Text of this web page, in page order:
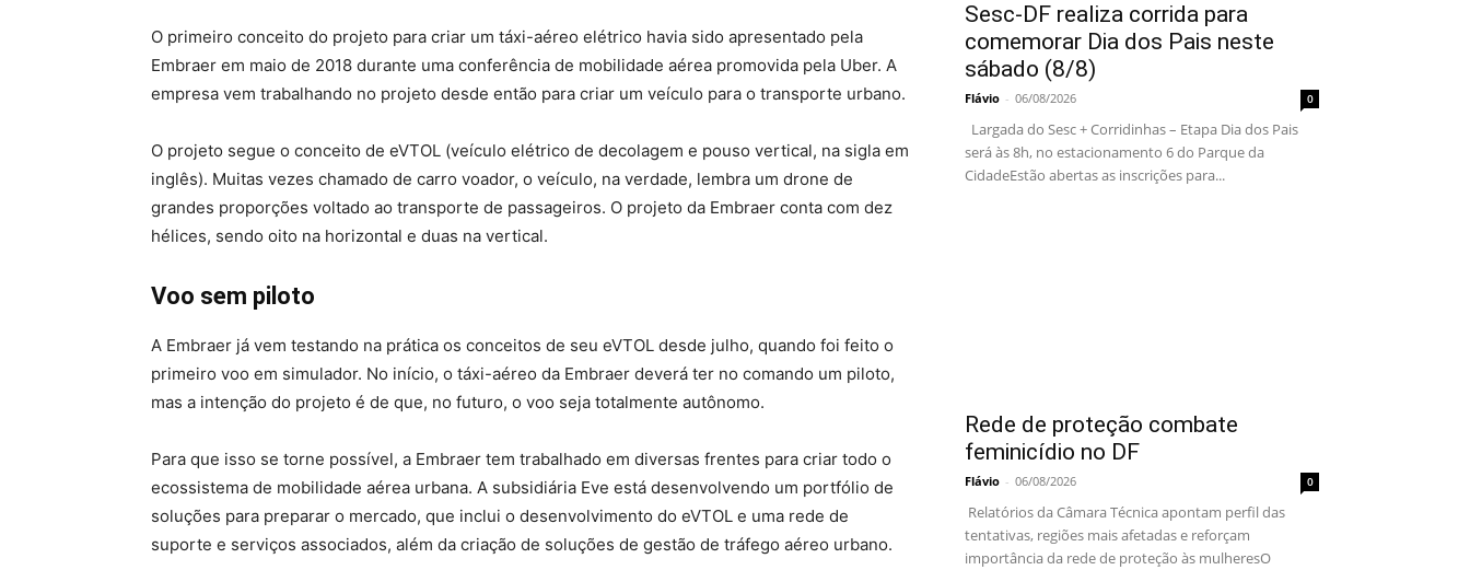
O primeiro conceito do projeto para criar um táxi-aéreo elétrico havia sido apresentado pela
Embraer em maio de 2018 durante uma conferência de mobilidade aérea promovida pela Uber. A
empresa vem trabalhando no projeto desde então para criar um veículo para o transporte urbano.
O projeto segue o conceito de eVTOL (veículo elétrico de decolagem e pouso vertical, na sigla em
inglês). Muitas vezes chamado de carro voador, o veículo, na verdade, lembra um drone de
grandes proporções voltado ao transporte de passageiros. O projeto da Embraer conta com dez
hélices, sendo oito na horizontal e duas na vertical.
Voo sem piloto
A Embraer já vem testando na prática os conceitos de seu eVTOL desde julho, quando foi feito o
primeiro voo em simulador. No início, o táxi-aéreo da Embraer deverá ter no comando um piloto,
mas a intenção do projeto é de que, no futuro, o voo seja totalmente autônomo.
Para que isso se torne possível, a Embraer tem trabalhado em diversas frentes para criar todo o
ecossistema de mobilidade aérea urbana. A subsidiária Eve está desenvolvendo um portfólio de
soluções para preparar o mercado, que inclui o desenvolvimento do eVTOL e uma rede de
suporte e serviços associados, além da criação de soluções de gestão de tráfego aéreo urbano.
Sesc-DF realiza corrida para
comemorar Dia dos Pais neste
sábado (8/8)
Flávio - 06/08/2026 0
Largada do Sesc + Corridinhas – Etapa Dia dos Pais
será às 8h, no estacionamento 6 do Parque da
CidadeEstão abertas as inscrições para...
Rede de proteção combate
feminicídio no DF
Flávio - 06/08/2026 0
Relatórios da Câmara Técnica apontam perfil das
tentativas, regiões mais afetadas e reforçam
importância da rede de proteção às mulheresO